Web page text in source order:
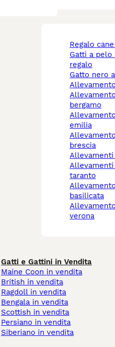
regalo
gatti a pelo lungo
regalo
gatto nero
allevamento cani
bergamo
allevamento cani reggio
emilia
allevamento cani
brescia
allevamenti cani
taranto
allevamento cani
basilicata
allevamento cani
verona
Gatti e Gattini in Vendita
Maine Coon in vendita
British in vendita
Ragdoll in vendita
Bengala in vendita
Scottish in vendita
Persiano in vendita
Siberiano in vendita